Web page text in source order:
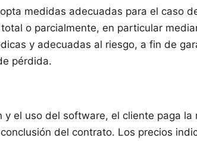
medidas adecuadas para el caso
o parcialmente, en particular
y adecuadas al riesgo, a fin de
pérdida.
y el uso del software, el cliente paga
del contrato. Los precios